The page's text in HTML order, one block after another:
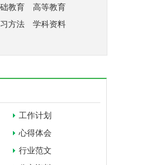
教育
高等教育
方法
学科资料
工作计划
心得体会
行业范文